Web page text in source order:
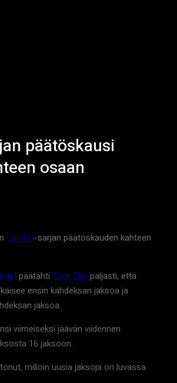
päätöskausi
osaan
Lucifer-sarjan päätöskauden kahteen
päätähti Tom Ellis paljasti, että
ensin kahdeksan jaksoa ja
jaksoa.
viimeiseksi jäävän viidennen
16 jaksoon.
milloin uusia jaksoja on luvassa.